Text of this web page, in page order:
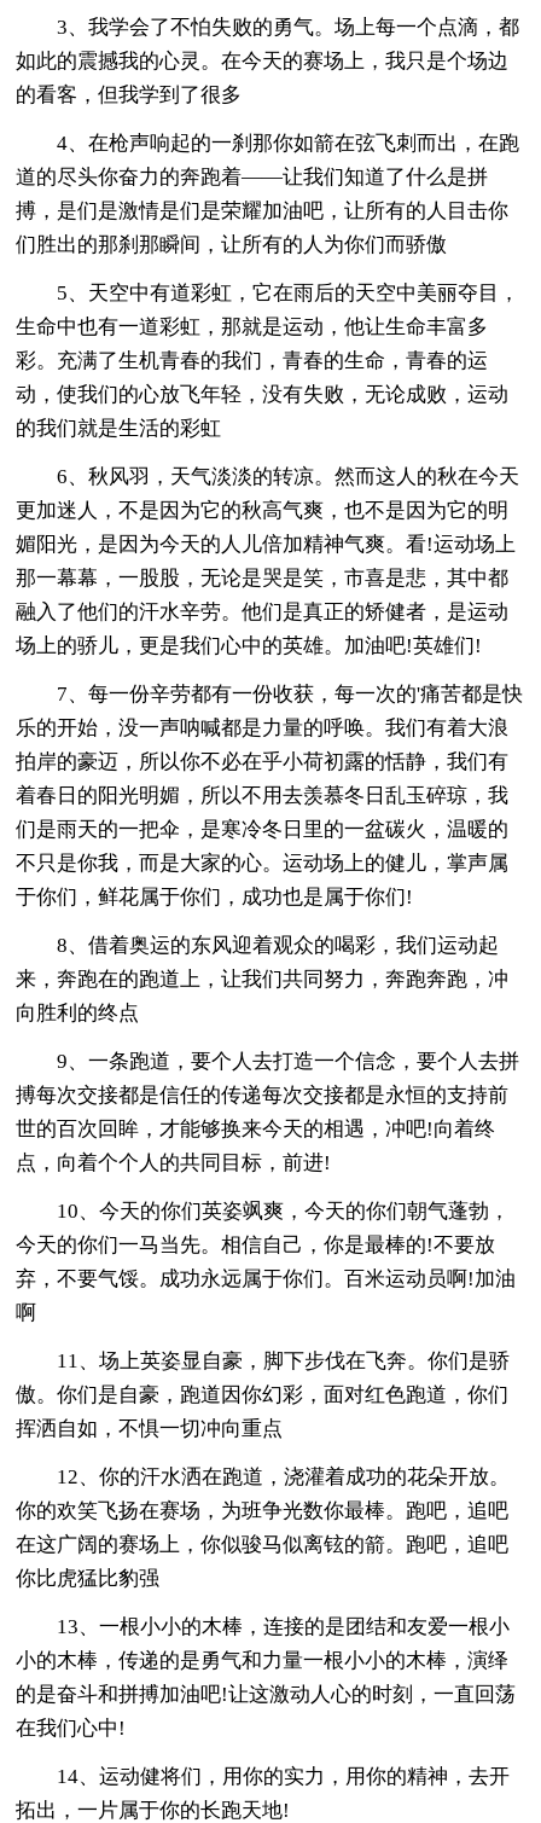
3、我学会了不怕失败的勇气。场上每一个点滴，都
如此的震撼我的心灵。在今天的赛场上，我只是个场边
的看客，但我学到了很多
4、在枪声响起的一刹那你如箭在弦飞刺而出，在跑
道的尽头你奋力的奔跑着——让我们知道了什么是拼
搏，是们是激情是们是荣耀加油吧，让所有的人目击你
们胜出的那刹那瞬间，让所有的人为你们而骄傲
5、天空中有道彩虹，它在雨后的天空中美丽夺目，
生命中也有一道彩虹，那就是运动，他让生命丰富多
彩。充满了生机青春的我们，青春的生命，青春的运
动，使我们的心放飞年轻，没有失败，无论成败，运动
的我们就是生活的彩虹
6、秋风羽，天气淡淡的转凉。然而这人的秋在今天
更加迷人，不是因为它的秋高气爽，也不是因为它的明
媚阳光，是因为今天的人儿倍加精神气爽。看!运动场上
那一幕幕，一股股，无论是哭是笑，市喜是悲，其中都
融入了他们的汗水辛劳。他们是真正的矫健者，是运动
场上的骄儿，更是我们心中的英雄。加油吧!英雄们!
7、每一份辛劳都有一份收获，每一次的'痛苦都是快
乐的开始，没一声呐喊都是力量的呼唤。我们有着大浪
拍岸的豪迈，所以你不必在乎小荷初露的恬静，我们有
着春日的阳光明媚，所以不用去羡慕冬日乱玉碎琼，我
们是雨天的一把伞，是寒冷冬日里的一盆碳火，温暖的
不只是你我，而是大家的心。运动场上的健儿，掌声属
于你们，鲜花属于你们，成功也是属于你们!
8、借着奥运的东风迎着观众的喝彩，我们运动起
来，奔跑在的跑道上，让我们共同努力，奔跑奔跑，冲
向胜利的终点
9、一条跑道，要个人去打造一个信念，要个人去拼
搏每次交接都是信任的传递每次交接都是永恒的支持前
世的百次回眸，才能够换来今天的相遇，冲吧!向着终
点，向着个个人的共同目标，前进!
10、今天的你们英姿飒爽，今天的你们朝气蓬勃，
今天的你们一马当先。相信自己，你是最棒的!不要放
弃，不要气馁。成功永远属于你们。百米运动员啊!加油
啊
11、场上英姿显自豪，脚下步伐在飞奔。你们是骄
傲。你们是自豪，跑道因你幻彩，面对红色跑道，你们
挥洒自如，不惧一切冲向重点
12、你的汗水洒在跑道，浇灌着成功的花朵开放。
你的欢笑飞扬在赛场，为班争光数你最棒。跑吧，追吧
在这广阔的赛场上，你似骏马似离铉的箭。跑吧，追吧
你比虎猛比豹强
13、一根小小的木棒，连接的是团结和友爱一根小
小的木棒，传递的是勇气和力量一根小小的木棒，演绎
的是奋斗和拼搏加油吧!让这激动人心的时刻，一直回荡
在我们心中!
14、运动健将们，用你的实力，用你的精神，去开
拓出，一片属于你的长跑天地!